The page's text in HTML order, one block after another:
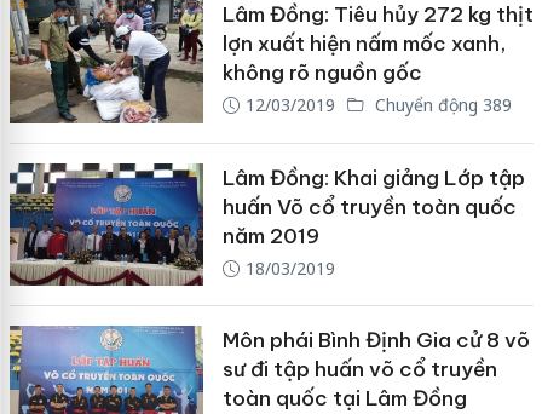
Lâm Đồng: Tiêu hủy 272 kg thịt
lợn xuất hiện nấm mốc xanh,
không rõ nguồn gốc
12/03/2019 Chuyển động 389
Lâm Đồng: Khai giảng Lớp tập
huấn Võ cổ truyền toàn quốc
năm 2019
18/03/2019
Môn phái Bình Định Gia cử 8 võ
sư đi tập huấn võ cổ truyền
toàn quốc tại Lâm Đồng